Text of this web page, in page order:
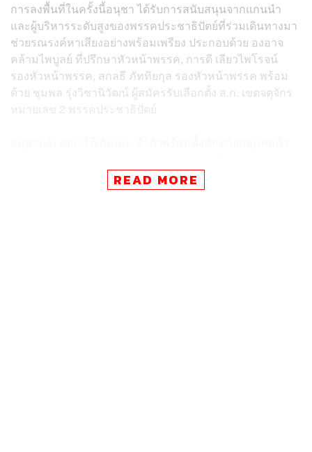
การลงพื้นที่ในครั้งนี้อนุชา ได้รับการสนับสนุนจากแกนนำ
และผู้บริหารระดับสูงของพรรคประชาธิปัตย์ที่ร่วมเดินทางมา
ช่วยรณรงค์หาเสียงอย่างพร้อมเพรียง ประกอบด้วย องอาจ
คล้ามไพบูลย์ ที่ปรึกษาหัวหน้าพรรค, การดี เลียวไพโรจน์
รองหัวหน้าพรรค, สกลธี ภัททิยกุล รองหัวหน้าพรรค พร้อม
ด้วย ชุมพล รุ่งวิชานิวัฒน์ ผู้สมัครรับเลือกตั้ง ส.ก. เขตจตุจักร
หมายเลข 2 พรรคประชาธิปัตย์
จ่ายใช้สอยอย่างใกล้ชิด เพื่อประชาสัมพันธ์และเชิญชวนให้
ไปใช้สิทธิลงคะแนนเสียงเลือกตั้ง โดยเน้นย้ำการจดจำ
READ MORE